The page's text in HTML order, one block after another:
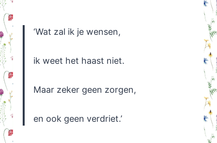
‘Wat zal ik je wensen,
ik weet het haast niet.
Maar zeker geen zorgen,
en ook geen verdriet.’